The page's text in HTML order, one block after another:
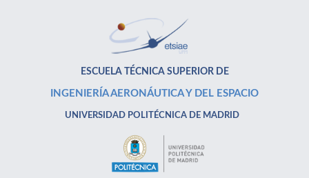
ESCUELA TÉCNICA SUPERIOR DE
INGENIERÍA AERONÁUTICA Y DEL ESPACIO
UNIVERSIDAD POLITÉCNICA DE MADRID